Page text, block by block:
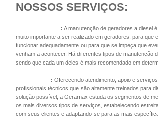
NOSSOS SERVIÇOS:
: A manutenção de geradores a diesel
muito importante a ser realizado em geradores, para que
funcionar adequadamente ou para que se impeça que
venham a acontecer. Há diferentes tipos de manutenção
sendo que cada um deles é mais recomendado em
: Oferecendo atendimento, apoio e
profissionais técnicos que são altamente treinados para
solução possível, a Geramax estuda os segmentos de
os mais diversos tipos de serviços, estabelecendo
com seus clientes e adaptando-se para as mais